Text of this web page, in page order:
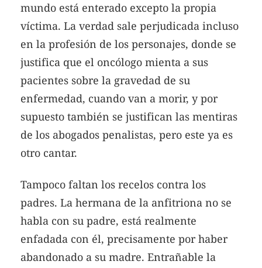
mundo está enterado excepto la propia
víctima. La verdad sale perjudicada incluso
en la profesión de los personajes, donde se
justifica que el oncólogo mienta a sus
pacientes sobre la gravedad de su
enfermedad, cuando van a morir, y por
supuesto también se justifican las mentiras
de los abogados penalistas, pero este ya es
otro cantar.
Tampoco faltan los recelos contra los
padres. La hermana de la anfitriona no se
habla con su padre, está realmente
enfadada con él, precisamente por haber
abandonado a su madre. Entrañable la